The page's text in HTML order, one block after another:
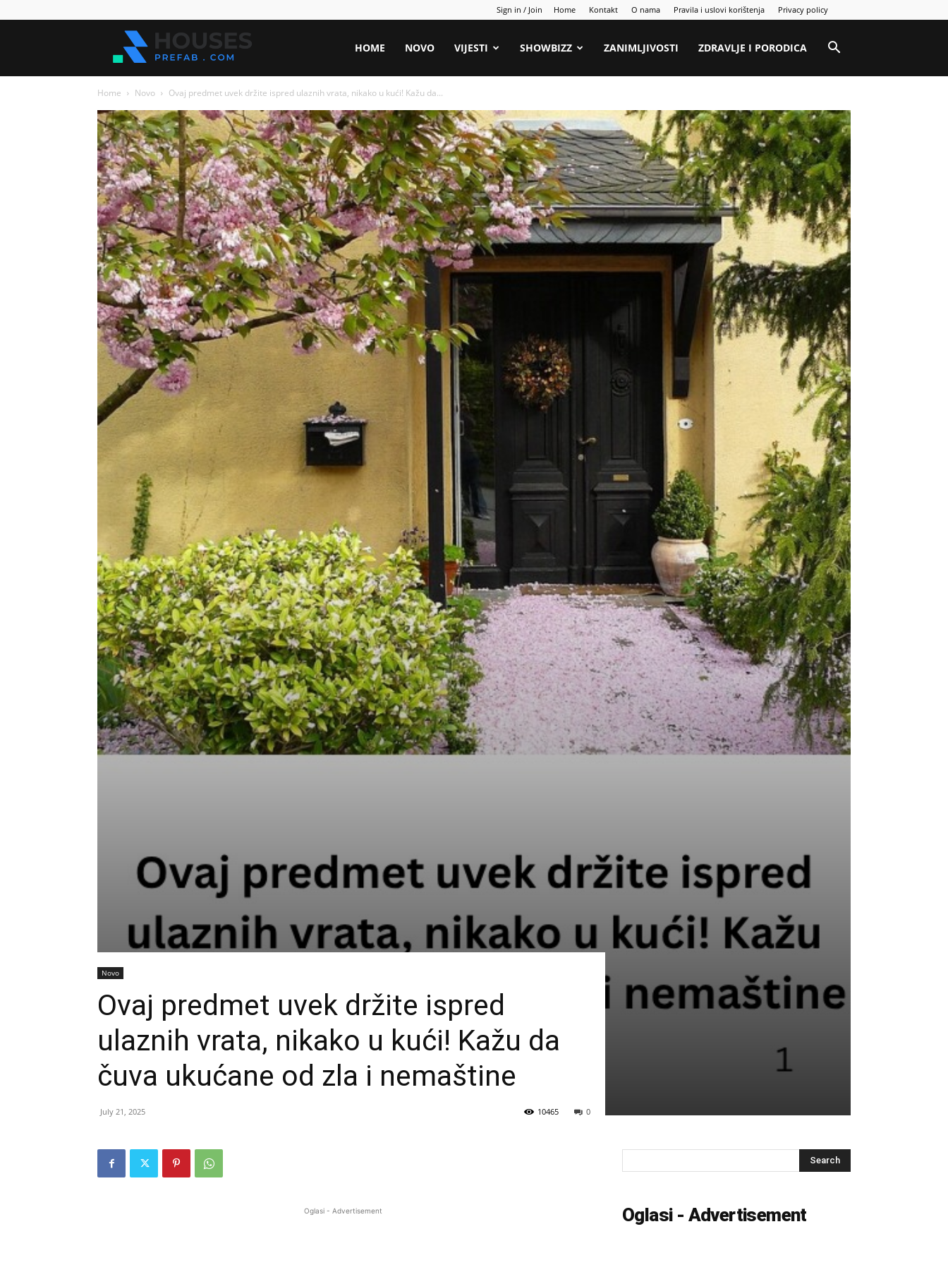
Sign in / Join Home Kontakt O nama Pravila i uslovi korištenja Privacy policy
sve
HOME NOVO VIJESTI SHOWBIZZ ZANIMLJIVOSTI ZDRAVLJE I PORODICA
Home Novo Ovaj predmet uvek držite ispred ulaznih vrata, nikako u kući! Kažu da...
Novo
Ovaj predmet uvek držite ispred
ulaznih vrata, nikako u kući! Kažu da
čuva ukućane od zla i nemaštine
July 21, 2025 0
10465
Oglasi - Advertisement Oglasi - Advertisement